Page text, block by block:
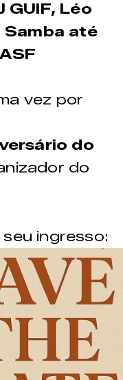
GUIF, Léo
Samba até
vez por
do
do
ingresso: